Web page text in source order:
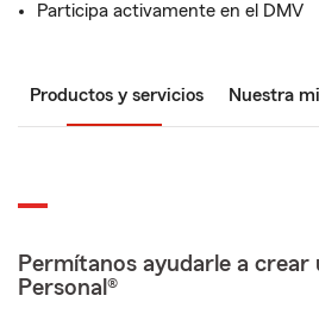
Participa activamente en el DMV
Productos y servicios Nuestra
Permítanos ayudarle a crear
Personal®